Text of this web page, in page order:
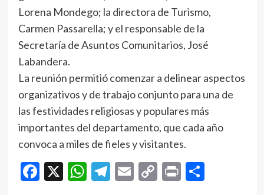
Lorena Mondego; la directora de Turismo,
Carmen Passarella; y el responsable de la
Secretaría de Asuntos Comunitarios, José
Labandera.
La reunión permitió comenzar a delinear aspectos
organizativos y de trabajo conjunto para una de
las festividades religiosas y populares más
importantes del departamento, que cada año
convoca a miles de fieles y visitantes.
Facebook
X WhatsApp
Telegram
EmailCopy
Print